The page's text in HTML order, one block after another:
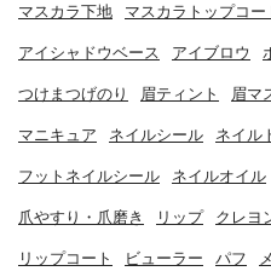
マスカラ下地 マスカラトップコー
アイシャドウベース アイブロウ
つけまつげのり 眉ティント 眉マ
マニキュア ネイルシール ネイル
フットネイルシール ネイルオイル
爪やすり・爪磨き リップ クレヨ
リップコート ビューラー パフ